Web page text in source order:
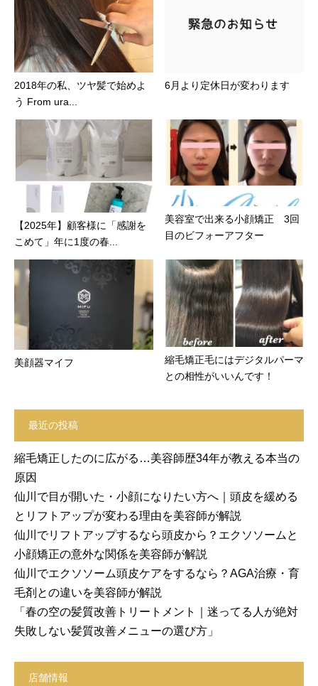
2018年の私、ツヤ髪で始めよ
う From ura...
6月より定休日が変わります
【2025年】顧客様に「感謝を
こめて」年に1度の春...
美容室で出来る小顔矯正 3回
目のビフォーアフター
美顔器マイフ
縮毛矯正毛にはデジタルパーマ
との相性がいいんです！
最近の投稿
縮毛矯正したのに広がる…美容師歴34年が教える本当の
原因
仙川で目が開いた・小顔になりたい方へ｜頭皮を緩める
とリフトアップが変わる理由を美容師が解説
仙川でリフトアップするなら頭皮から？エクソソームと
小顔矯正の意外な関係を美容師が解説
仙川でエクソソーム頭皮ケアをするなら？AGA治療・育
毛剤との違いを美容師が解説
「春の空の髪質改善トリートメント｜迷ってる人が絶対
失敗しない髪質改善メニューの選び方」
店舗情報